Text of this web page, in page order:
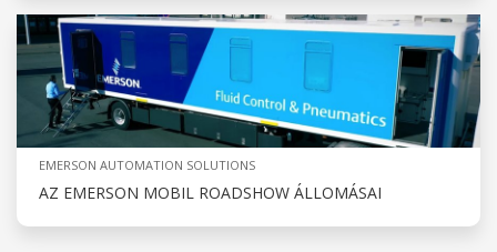
EMERSON AUTOMATION SOLUTIONS
AZ EMERSON MOBIL ROADSHOW ÁLLOMÁSAI